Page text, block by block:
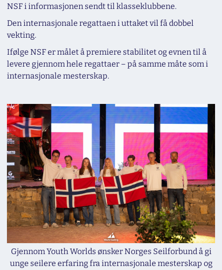
NSF i informasjonen sendt til klasseklubbene.
Den internasjonale regattaen i uttaket vil få dobbel
vekting.
Ifølge NSF er målet å premiere stabilitet og evnen til å
levere gjennom hele regattaer – på samme måte som i
internasjonale mesterskap.
Gjennom Youth Worlds ønsker Norges Seilforbund å gi
unge seilere erfaring fra internasjonale mesterskap og